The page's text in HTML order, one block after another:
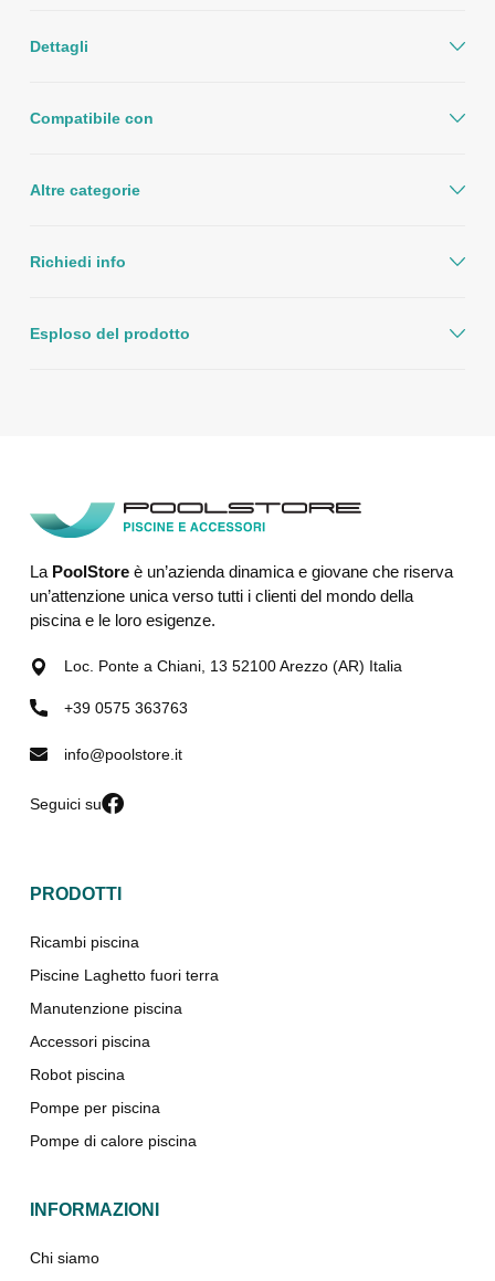
Dettagli
Compatibile con
Altre categorie
Richiedi info
Esploso del prodotto
La PoolStoreè un’azienda dinamica e giovane che riserva
un’attenzione unica verso tutti i clienti del mondo della
piscina e le loro esigenze.
Loc. Ponte a Chiani, 13 52100 Arezzo (AR) Italia
+39 0575 363763
info@poolstore.it
Seguici su
PRODOTTI
Ricambi piscina
Piscine Laghetto fuori terra
Manutenzione piscina
Accessori piscina
Robot piscina
Pompe per piscina
Pompe di calore piscina
INFORMAZIONI
Chi siamo